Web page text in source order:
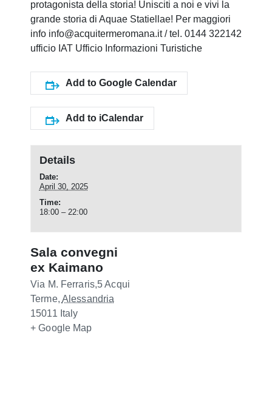
protagonista della storia! Unisciti a noi e vivi la
grande storia di Aquae Statiellae! Per maggiori
info info@acquitermeromana.it / tel. 0144 322142
ufficio IAT Ufficio Informazioni Turistiche
Add to Google Calendar
Add to iCalendar
Details
Date:
April 30, 2025
Time:
18:00 – 22:00
Sala convegni
ex Kaimano
Via M. Ferraris,5Acqui
Terme, Alessandria
15011 Italy
+ Google Map